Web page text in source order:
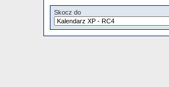
Skocz do